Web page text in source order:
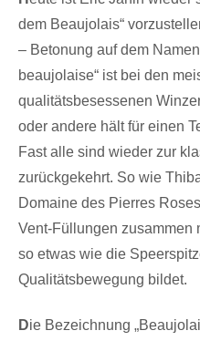
dem Beaujolais“
– Betonung auf dem
beaujolaise“ ist bei den
qualitätsbesessenen
oder andere hält für einen
Fast alle sind wieder zur
zurückgekehrt. So wie
Domaine des Pierres
Vent-Füllungen zusammen
so etwas wie die
Qualitätsbewegung bildet.
Die Bezeichnung